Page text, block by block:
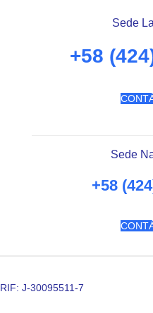
Sede
+58
Sede
+58
RIF: J-30095511-7